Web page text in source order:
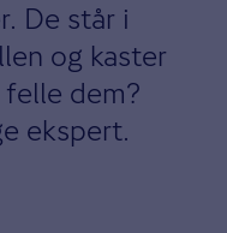
De står i
og kaster
felle dem?
ekspert.